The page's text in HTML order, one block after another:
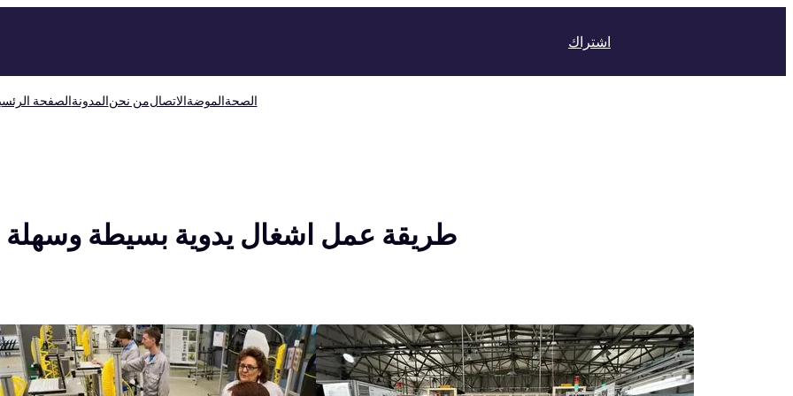
اشتراك
الصفحةالمدونةمن نحنالاتصالالموضةالصحة
طريقة عمل اشغال يدوية بسيطة وسهلة